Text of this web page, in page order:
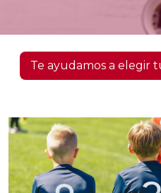
Te ayudamos a elegir